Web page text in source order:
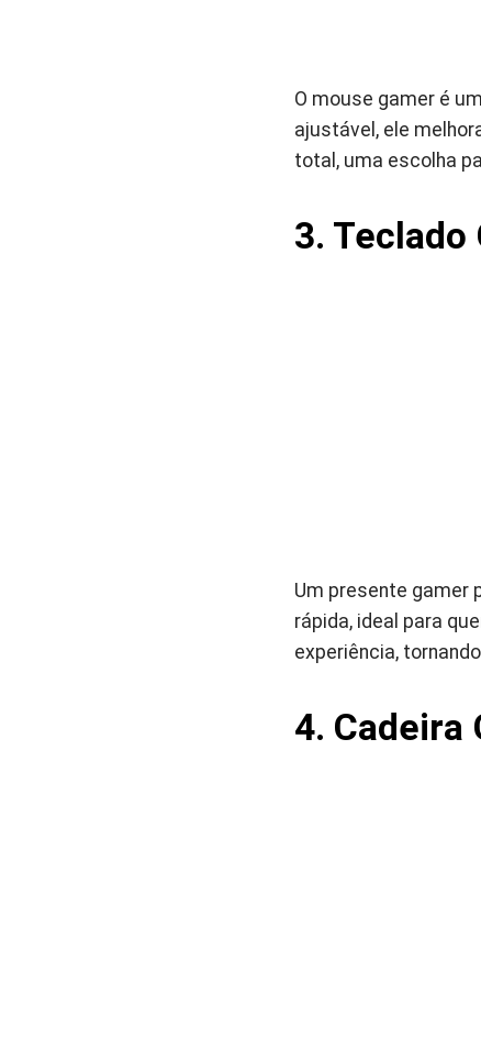
O mouse gamer é
ajustável, ele
total, uma escolha
3. Teclado
Um presente gamer
rápida, ideal para
experiência,
4. Cadeira